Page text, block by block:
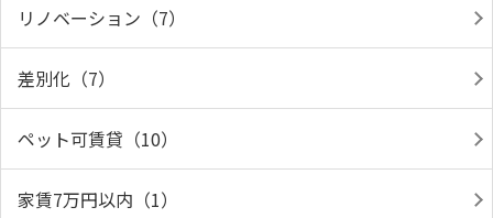
リノベーション（7）
差別化（7）
ペット可賃貸（10）
家賃7万円以内（1）